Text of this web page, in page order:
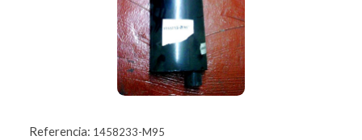
Referencia: 1458233-M95